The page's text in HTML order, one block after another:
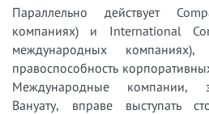
Параллельно действует
компаниях) и International
международных
правоспособность
Международные компании,
Вануату, вправе выступать